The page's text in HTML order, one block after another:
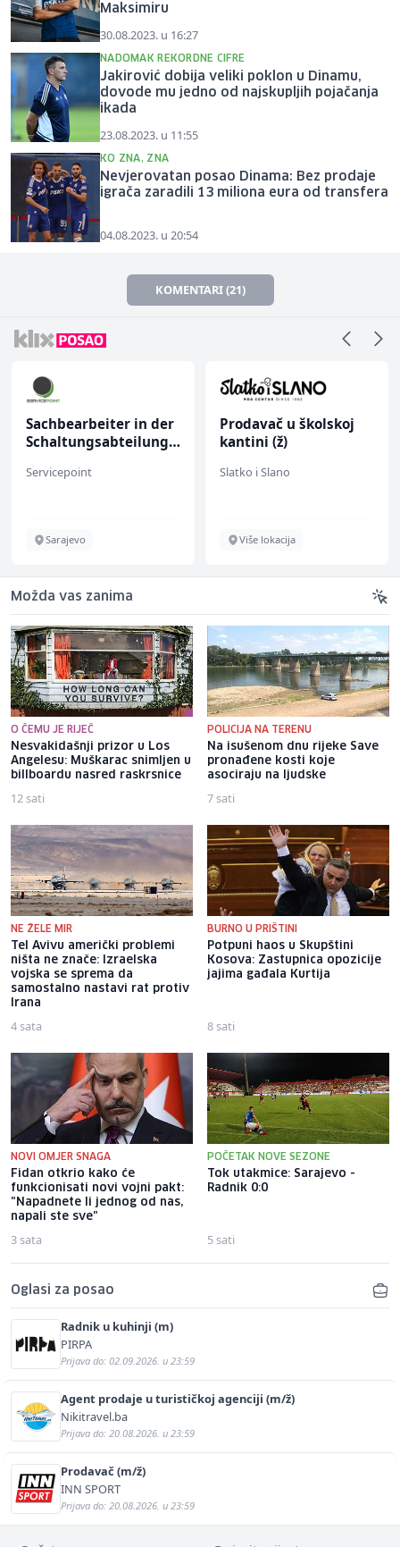
Maksimiru
30.08.2023. u 16:27
NADOMAK REKORDNE CIFRE
Jakirović dobija veliki poklon u Dinamu,
dovode mu jedno od najskupljih pojačanja
ikada
23.08.2023. u 11:55
KO ZNA, ZNA
Nevjerovatan posao Dinama: Bez prodaje
igrača zaradili 13 miliona eura od transfera
04.08.2023. u 20:54
KOMENTARI (21)
Sachbearbeiter in der
Schaltungsabteilung
Servicepoint
Sarajevo
Prodavač u školskoj
kantini (ž)
Slatko i Slano
Više lokacija
Možda vas zanima
O ČEMU JE RIJEČ
Nesvakidašnji prizor u Los
Angelesu: Muškarac snimljen u
billboardu nasred raskrsnice
12 sati
POLICIJA NA TERENU
Na isušenom dnu rijeke Save
pronađene kosti koje
asociraju na ljudske
7 sati
NE ŽELE MIR
Tel Avivu američki problemi
ništa ne znače: Izraelska
vojska se sprema da
samostalno nastavi rat protiv
Irana
4 sata
BURNO U PRIŠTINI
Potpuni haos u Skupštini
Kosova: Zastupnica opozicije
jajima gađala Kurtija
8 sati
NOVI OMJER SNAGA
Fidan otkrio kako će
funkcionisati novi vojni pakt:
"Napadnete li jednog od nas,
napali ste sve"
3 sata
POČETAK NOVE SEZONE
Tok utakmice: Sarajevo -
Radnik 0:0
5 sati
Oglasi za posao
Radnik u kuhinji (m)
PIRPA
Prijava do: 02.09.2026. u 23:59
Agent prodaje u turističkoj agenciji (m/ž)
Nikitravel.ba
Prijava do: 20.08.2026. u 23:59
Prodavač (m/ž)
INN SPORT
Prijava do: 20.08.2026. u 23:59